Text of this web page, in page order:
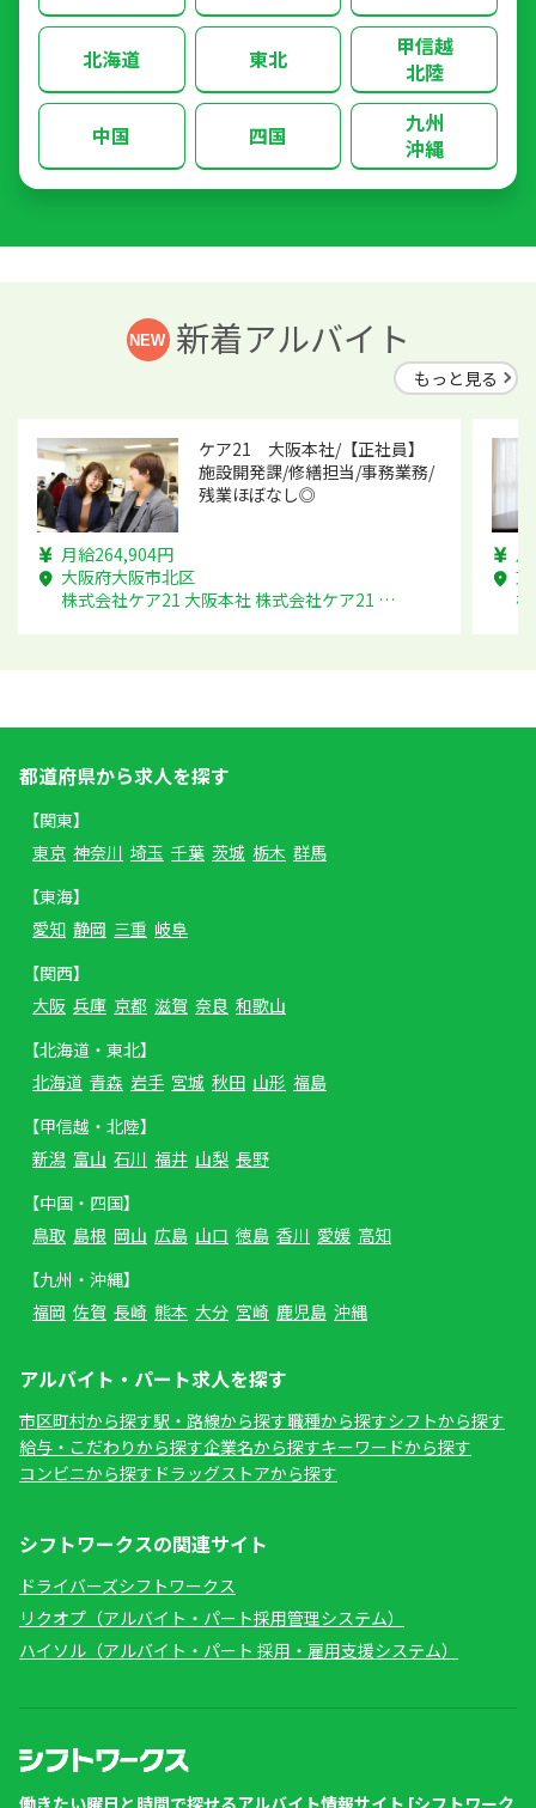
北海道 東北
甲信越
北陸
中国 四国
九州
沖縄
新着アルバイト
もっと見る
ケア21 大阪本社/【正社員】
施設開発課/修繕担当/事務業務/
残業ほぼなし◎
月給264,904円
大阪府大阪市北区
株式会社ケア21 大阪本社 株式会社ケア21 大阪本社
株
都道府県から求人を探す
【関東】
東京 神奈川 埼玉 千葉 茨城 栃木 群馬
【東海】
愛知 静岡 三重 岐阜
【関西】
大阪 兵庫 京都 滋賀 奈良 和歌山
【北海道・東北】
北海道 青森 岩手 宮城 秋田 山形 福島
【甲信越・北陸】
新潟 富山 石川 福井 山梨 長野
【中国・四国】
鳥取 島根 岡山 広島 山口 徳島 香川 愛媛 高知
【九州・沖縄】
福岡 佐賀 長崎 熊本 大分 宮崎 鹿児島 沖縄
アルバイト・パート求人を探す
市区町村から探す駅・路線から探す職種から探すシフトから探す
給与・こだわりから探す企業名から探すキーワードから探す
コンビニから探す ドラッグストアから探す
シフトワークスの関連サイト
ドライバーズシフトワークス
リクオプ（アルバイト・パート採用管理システム）
ハイソル（アルバイト・パート 採用・雇用支援システム）